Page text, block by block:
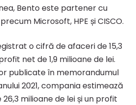
Bento este partener cu
Microsoft, HPE și CISCO.
o cifră de afaceri de 15,3
net de 1,9 milioane de lei.
publicate în memorandumul
2021, compania estimează
milioane de lei și un profit